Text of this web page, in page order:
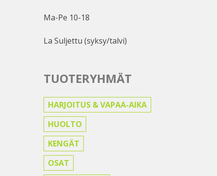
Ma-Pe 10-18
La Suljettu (syksy/talvi)
TUOTERYHMÄT
HARJOITUS & VAPAA-AIKA
HUOLTO
KENGÄT
OSAT